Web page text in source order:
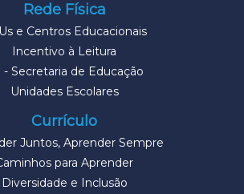
Rede Física
e Centros Educacionais
Incentivo à Leitura
- Secretaria de Educação
Unidades Escolares
Currículo
Juntos, Aprender Sempre
para Aprender
Diversidade e Inclusão